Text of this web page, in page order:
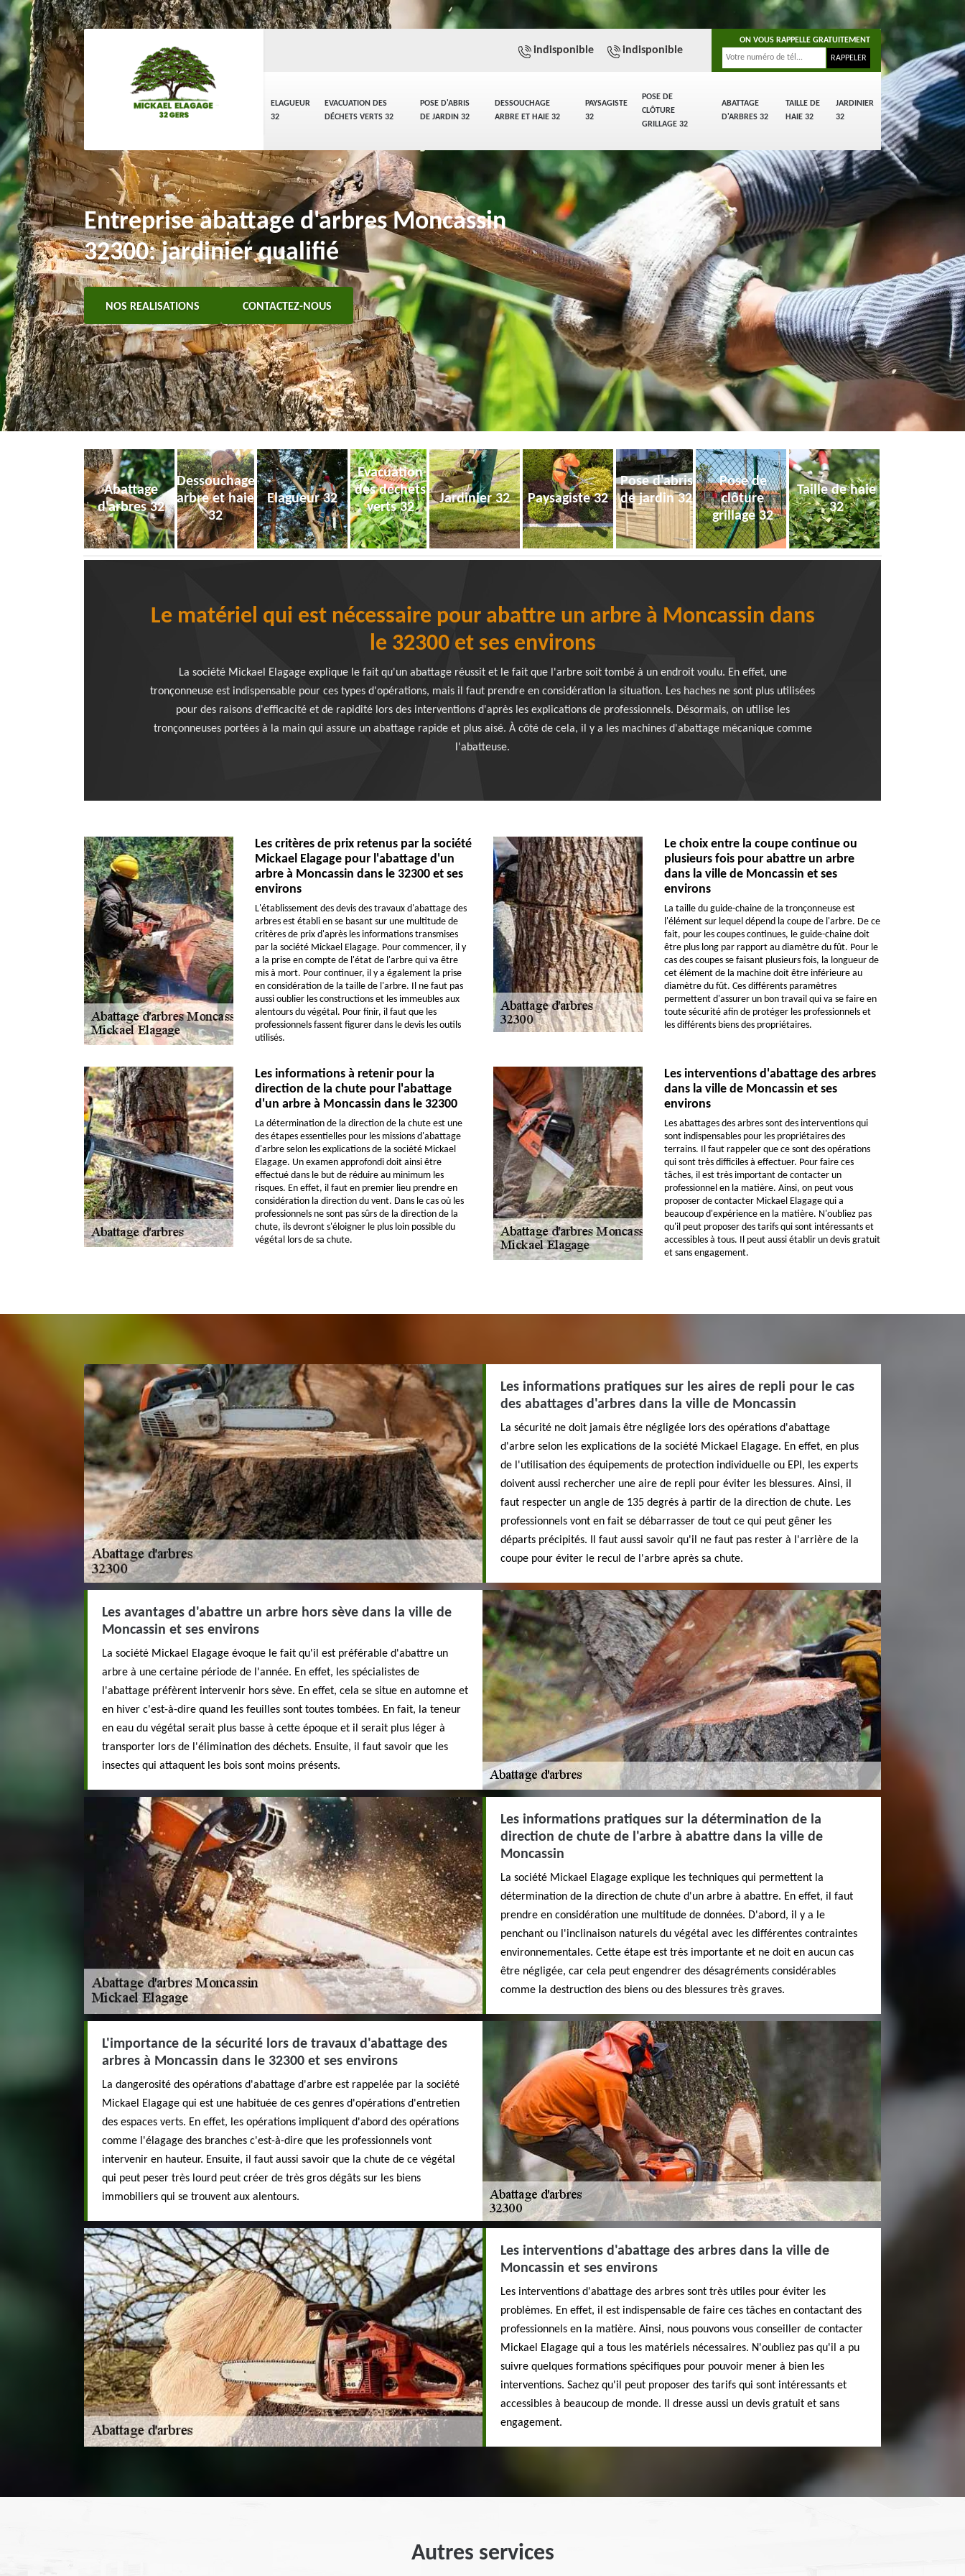
ELAGUEUR
32
EVACUATION DES
DÉCHETS VERTS 32
POSE D'ABRIS
DE JARDIN 32
DESSOUCHAGE
ARBRE ET HAIE 32
PAYSAGISTE
32
POSE DE
CLÔTURE
GRILLAGE 32
ABATTAGE
D'ARBRES 32
TAILLE DE
HAIE 32
JARDINIER
32
indisponible indisponible
ON VOUS RAPPELLE GRATUITEMENT
Entreprise abattage d'arbres Moncassin
32300: jardinier qualifié
NOS REALISATIONS CONTACTEZ-NOUS
Abattage
d'arbres 32
Dessouchage
arbre et haie
32
Elagueur 32
Evacuation
des déchets
verts 32
Jardinier 32 Paysagiste 32
Pose d'abris
de jardin 32
Pose de
clôture
grillage 32
Taille de haie
32
Le matériel qui est nécessaire pour abattre un arbre à Moncassin dans
le 32300 et ses environs
La société Mickael Elagage explique le fait qu'un abattage réussit et le fait que l'arbre soit tombé à un endroit voulu. En effet, une
tronçonneuse est indispensable pour ces types d'opérations, mais il faut prendre en considération la situation. Les haches ne sont plus utilisées
pour des raisons d'efficacité et de rapidité lors des interventions d'après les explications de professionnels. Désormais, on utilise les
tronçonneuses portées à la main qui assure un abattage rapide et plus aisé. À côté de cela, il y a les machines d'abattage mécanique comme
l'abatteuse.
Les critères de prix retenus par la société
Mickael Elagage pour l'abattage d'un
arbre à Moncassin dans le 32300 et ses
environs
L'établissement des devis des travaux d'abattage des
arbres est établi en se basant sur une multitude de
critères de prix d'après les informations transmises
par la société Mickael Elagage. Pour commencer, il y
a la prise en compte de l'état de l'arbre qui va être
mis à mort. Pour continuer, il y a également la prise
en considération de la taille de l'arbre. Il ne faut pas
aussi oublier les constructions et les immeubles aux
alentours du végétal. Pour finir, il faut que les
professionnels fassent figurer dans le devis les outils
utilisés.
Le choix entre la coupe continue ou
plusieurs fois pour abattre un arbre
dans la ville de Moncassin et ses
environs
La taille du guide-chaine de la tronçonneuse est
l'élément sur lequel dépend la coupe de l'arbre. De ce
fait, pour les coupes continues, le guide-chaine doit
être plus long par rapport au diamètre du fût. Pour le
cas des coupes se faisant plusieurs fois, la longueur de
cet élément de la machine doit être inférieure au
diamètre du fût. Ces différents paramètres
permettent d'assurer un bon travail qui va se faire en
toute sécurité afin de protéger les professionnels et
les différents biens des propriétaires.
Les informations à retenir pour la
direction de la chute pour l'abattage
d'un arbre à Moncassin dans le 32300
La détermination de la direction de la chute est une
des étapes essentielles pour les missions d'abattage
d'arbre selon les explications de la société Mickael
Elagage. Un examen approfondi doit ainsi être
effectué dans le but de réduire au minimum les
risques. En effet, il faut en premier lieu prendre en
considération la direction du vent. Dans le cas où les
professionnels ne sont pas sûrs de la direction de la
chute, ils devront s'éloigner le plus loin possible du
végétal lors de sa chute.
Les interventions d'abattage des arbres
dans la ville de Moncassin et ses
environs
Les abattages des arbres sont des interventions qui
sont indispensables pour les propriétaires des
terrains. Il faut rappeler que ce sont des opérations
qui sont très difficiles à effectuer. Pour faire ces
tâches, il est très important de contacter un
professionnel en la matière. Ainsi, on peut vous
proposer de contacter Mickael Elagage qui a
beaucoup d'expérience en la matière. N'oubliez pas
qu'il peut proposer des tarifs qui sont intéressants et
accessibles à tous. Il peut aussi établir un devis gratuit
et sans engagement.
Les informations pratiques sur les aires de repli pour le cas
des abattages d'arbres dans la ville de Moncassin
La sécurité ne doit jamais être négligée lors des opérations d'abattage
d'arbre selon les explications de la société Mickael Elagage. En effet, en plus
de l'utilisation des équipements de protection individuelle ou EPI, les experts
doivent aussi rechercher une aire de repli pour éviter les blessures. Ainsi, il
faut respecter un angle de 135 degrés à partir de la direction de chute. Les
professionnels vont en fait se débarrasser de tout ce qui peut gêner les
départs précipités. Il faut aussi savoir qu'il ne faut pas rester à l'arrière de la
coupe pour éviter le recul de l'arbre après sa chute.
Les avantages d'abattre un arbre hors sève dans la ville de
Moncassin et ses environs
La société Mickael Elagage évoque le fait qu'il est préférable d'abattre un
arbre à une certaine période de l'année. En effet, les spécialistes de
l'abattage préfèrent intervenir hors sève. En effet, cela se situe en automne et
en hiver c'est-à-dire quand les feuilles sont toutes tombées. En fait, la teneur
en eau du végétal serait plus basse à cette époque et il serait plus léger à
transporter lors de l'élimination des déchets. Ensuite, il faut savoir que les
insectes qui attaquent les bois sont moins présents.
Les informations pratiques sur la détermination de la
direction de chute de l'arbre à abattre dans la ville de
Moncassin
La société Mickael Elagage explique les techniques qui permettent la
détermination de la direction de chute d'un arbre à abattre. En effet, il faut
prendre en considération une multitude de données. D'abord, il y a le
penchant ou l'inclinaison naturels du végétal avec les différentes contraintes
environnementales. Cette étape est très importante et ne doit en aucun cas
être négligée, car cela peut engendrer des désagréments considérables
comme la destruction des biens ou des blessures très graves.
L'importance de la sécurité lors de travaux d'abattage des
arbres à Moncassin dans le 32300 et ses environs
La dangerosité des opérations d'abattage d'arbre est rappelée par la société
Mickael Elagage qui est une habituée de ces genres d'opérations d'entretien
des espaces verts. En effet, les opérations impliquent d'abord des opérations
comme l'élagage des branches c'est-à-dire que les professionnels vont
intervenir en hauteur. Ensuite, il faut aussi savoir que la chute de ce végétal
qui peut peser très lourd peut créer de très gros dégâts sur les biens
immobiliers qui se trouvent aux alentours.
Les interventions d'abattage des arbres dans la ville de
Moncassin et ses environs
Les interventions d'abattage des arbres sont très utiles pour éviter les
problèmes. En effet, il est indispensable de faire ces tâches en contactant des
professionnels en la matière. Ainsi, nous pouvons vous conseiller de contacter
Mickael Elagage qui a tous les matériels nécessaires. N'oubliez pas qu'il a pu
suivre quelques formations spécifiques pour pouvoir mener à bien les
interventions. Sachez qu'il peut proposer des tarifs qui sont intéressants et
accessibles à beaucoup de monde. Il dresse aussi un devis gratuit et sans
engagement.
Autres services